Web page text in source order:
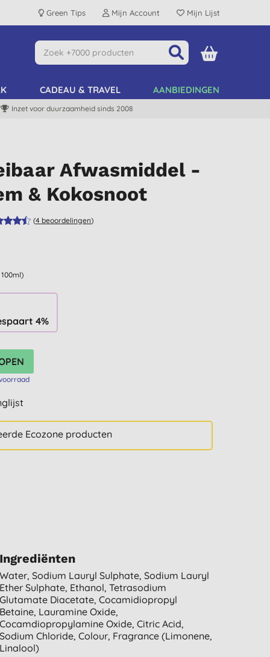
Green Tips Mijn Account Mijn Lijst
CADEAU & TRAVEL AANBIEDINGEN
Inzet voor duurzaamheid sinds 2008
Afwasmiddel -
& Kokosnoot
(4 beoordelingen)
4%
Ecozone producten
Ingrediënten
Water, Sodium Lauryl Sulphate, Sodium Lauryl
Ether Sulphate, Ethanol, Tetrasodium
Glutamate Diacetate, Cocamidiopropyl
Betaine, Lauramine Oxide,
Cocamdiopropylamine Oxide, Citric Acid,
Sodium Chloride, Colour, Fragrance (limonene,
Linalool)